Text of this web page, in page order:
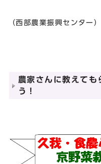
（西部農業振興センター）
農家さんに教えても
う！